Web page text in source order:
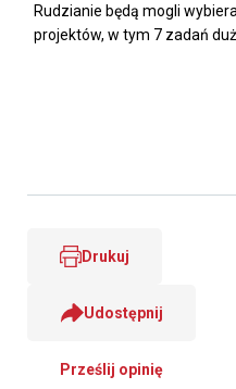
Rudzianie będą mogli
projektów, w tym 7 zadań
Drukuj
Udostępnij
Prześlij opinię